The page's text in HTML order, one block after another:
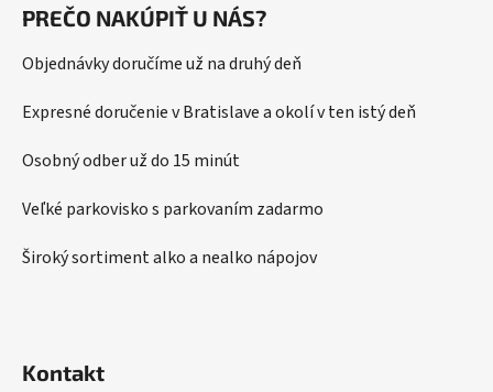
d
c
e
k
v
PREČO NAKÚPIŤ U NÁS?
Objednávky doručíme už na druhý deň
Expresné doručenie v Bratislave a okolí v ten istý deň
Osobný odber už do 15 minút
Veľké parkovisko s parkovaním zadarmo
Široký sortiment alko a nealko nápojov
Kontakt